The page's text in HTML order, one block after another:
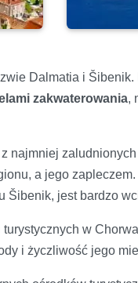
Dalmatia i
zakwaterowania,
najmniej
a jego
jest bardzo
w
i życzliwość jego